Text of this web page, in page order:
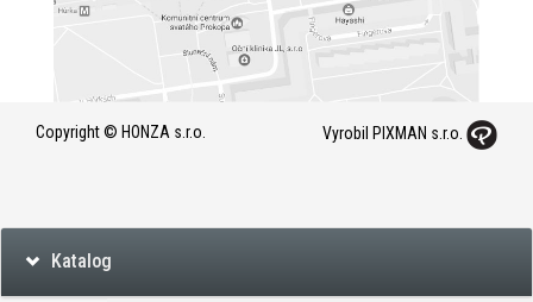
Copyright © HONZA s.r.o. Vyrobil PIXMAN s.r.o.
Katalog